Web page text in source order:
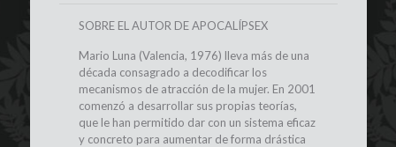
SOBRE EL AUTOR DE APOCALÍPSEX
Mario Luna (Valencia, 1976) lleva más de una
década consagrado a decodificar los
mecanismos de atracción de la mujer. En 2001
comenzó a desarrollar sus propias teorías,
que le han permitido dar con un sistema eficaz
y concreto para aumentar de forma drástica